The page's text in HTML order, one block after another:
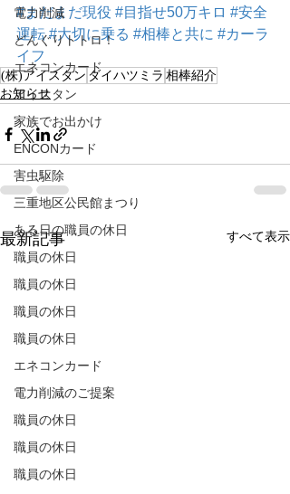
電力削減
どんぐりトトロ！
エネコンカード
アイスタン
家族でお出かけ
ENCONカード
害虫駆除
三重地区公民館まつり
ある日の職員の休日
職員の休日
職員の休日
職員の休日
職員の休日
エネコンカード
電力削減のご提案
職員の休日
職員の休日
職員の休日
#まだまだ現役 #目指せ50万キロ #安全
運転 #大切に乗る #相棒と共に #カーラ
イフ
(株)アイスタン ダイハツミラ 相棒紹介
お知らせ
最新記事 すべて表示